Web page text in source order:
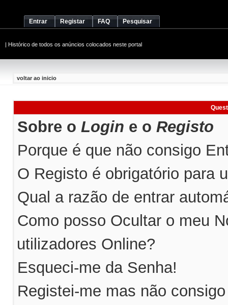
Entrar Registar FAQ Pesquisar
| Histórico de todos os anúncios colocados neste portal
voltar ao inicio
Sobre o Login e o Registo
Porque é que não consigo
O Registo é obrigatório para
Qual a razão de entrar
Como posso Ocultar o meu
utilizadores Online?
Esqueci-me da Senha!
Registei-me mas não